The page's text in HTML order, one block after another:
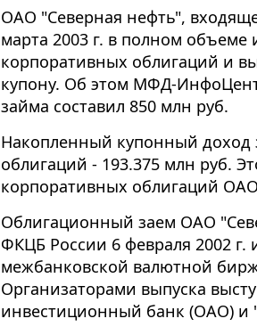
ОАО "Северная нефть",
марта 2003 г. в полном объеме
корпоративных облигаций и
купону. Об этом МФД-
займа составил 850 млн руб.
Накопленный купонный доход
облигаций - 193.375 млн руб.
корпоративных облигаций
Облигационный заем ОАО
ФКЦБ России 6 февраля 2002
межбанковской валютной
Организаторами выпуска
инвестиционный банк (ОАО) и